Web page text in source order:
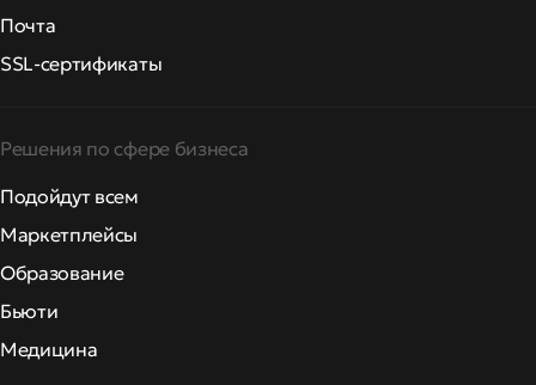
Почта
SSL-сертификаты
Решения по сфере бизнеса
Подойдут всем
Маркетплейсы
Образование
Бьюти
Медицина